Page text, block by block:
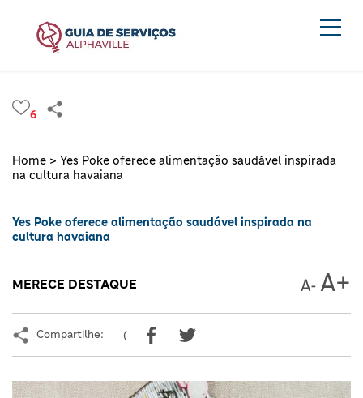
6
Home > Yes Poke oferece alimentação saudável inspirada
na cultura havaiana
Yes Poke oferece alimentação saudável inspirada na
cultura havaiana
MERECE DESTAQUE
Compartilhe: (